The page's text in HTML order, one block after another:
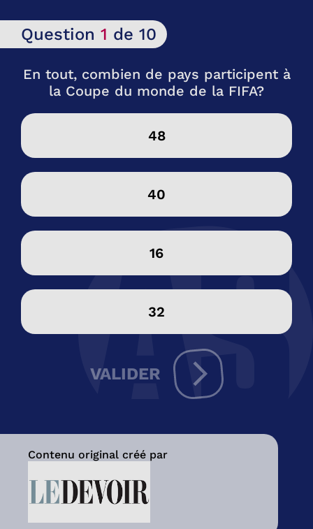
Question 1 de 10
En tout, combien de pays participent à
la Coupe du monde de la FIFA?
48
40
16
32
VALIDER
Contenu original créé par